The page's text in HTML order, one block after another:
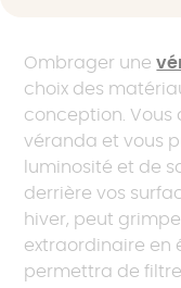
Ombrager une
choix des
conception. Vous
véranda et vous
luminosité et de
derrière vos
hiver, peut
extraordinaire en
permettra de